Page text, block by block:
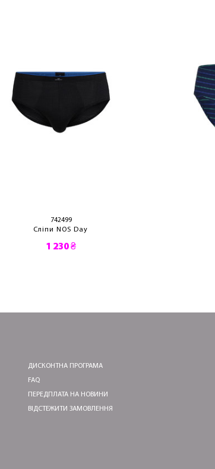
742499
Сліпи NOS Day
1 230 ₴
ДИСКОНТНА ПРОГРАМА
FAQ
ПЕРЕДПЛАТА НА НОВИНИ
ВІДСТЕЖИТИ ЗАМОВЛЕННЯ